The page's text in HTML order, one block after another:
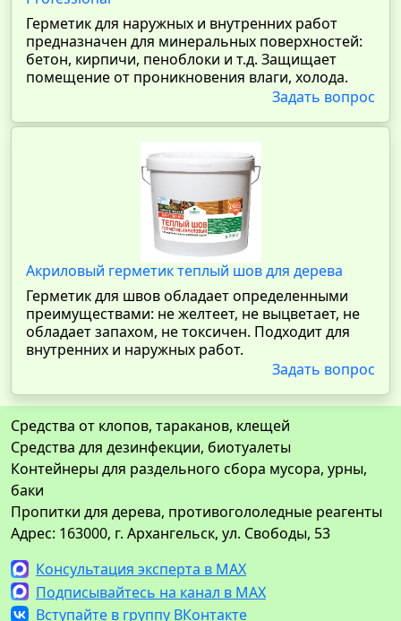
Герметик для наружных и внутренних работ
предназначен для минеральных поверхностей:
бетон, кирпичи, пеноблоки и т.д. Защищает
помещение от проникновения влаги, холода.
Задать вопрос
Акриловый герметик теплый шов для дерева
Герметик для швов обладает определенными
преимуществами: не желтеет, не выцветает, не
обладает запахом, не токсичен. Подходит для
внутренних и наружных работ.
Задать вопрос
Средства от клопов, тараканов, клещей
Средства для дезинфекции, биотуалеты
Контейнеры для раздельного сбора мусора, урны,
баки
Пропитки для дерева, противогололедные реагенты
Адрес: 163000, г. Архангельск, ул. Свободы, 53
Консультация эксперта в MAX
Подписывайтесь на канал в MAX
Вступайте в группу ВКонтакте